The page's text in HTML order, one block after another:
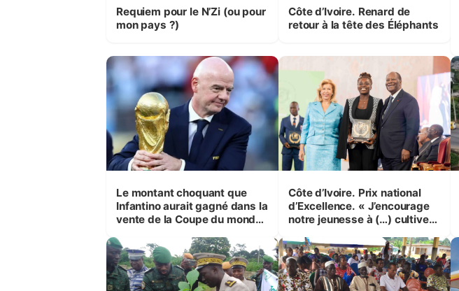
Requiem pour le N’Zi (ou pour
mon pays ?)
Côte d’Ivoire. Renard de
retour à la tête des Éléphants
Le montant choquant que
Infantino aurait gagné dans la
vente de la Coupe du monde
Côte d’Ivoire. Prix national
d’Excellence. « J’encourage
notre jeunesse à (…) cultiver
(Alassane Ouattara